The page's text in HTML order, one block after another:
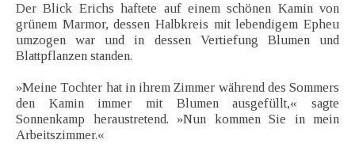
Der Blick Erichs haftete auf einem schönen Kamin von
grünem Marmor, dessen Halbkreis mit lebendigem Epheu
umzogen war und in dessen Vertiefung Blumen und
Blattpflanzen standen.
»Meine Tochter hat in ihrem Zimmer während des Sommers
den Kamin immer mit Blumen ausgefüllt,« sagte
Sonnenkamp heraustretend. »Nun kommen Sie in mein
Arbeitszimmer.«